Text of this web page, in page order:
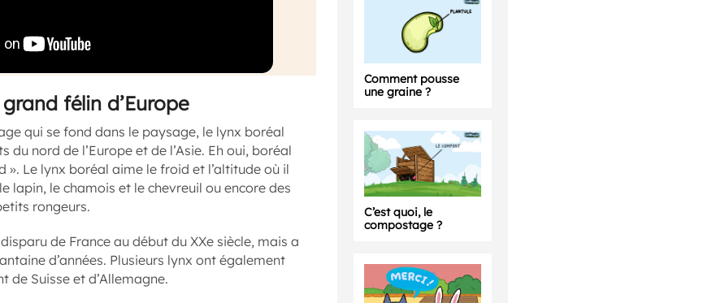
félin d’Europe
qui se fond dans le paysage, le lynx boréal
du nord de l’Europe et de l’Asie. Eh oui, boréal
». Le lynx boréal aime le froid et l’altitude où il
lapin, le chamois et le chevreuil ou encore des
rongeurs.
de France au début du XXe siècle, mais a
d’années. Plusieurs lynx ont également
de Suisse et d’Allemagne.
Comment pousse
une graine ?
C’est quoi, le
compostage ?